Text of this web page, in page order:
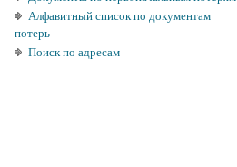
Алфавитный список по документам
потерь
Поиск по адресам